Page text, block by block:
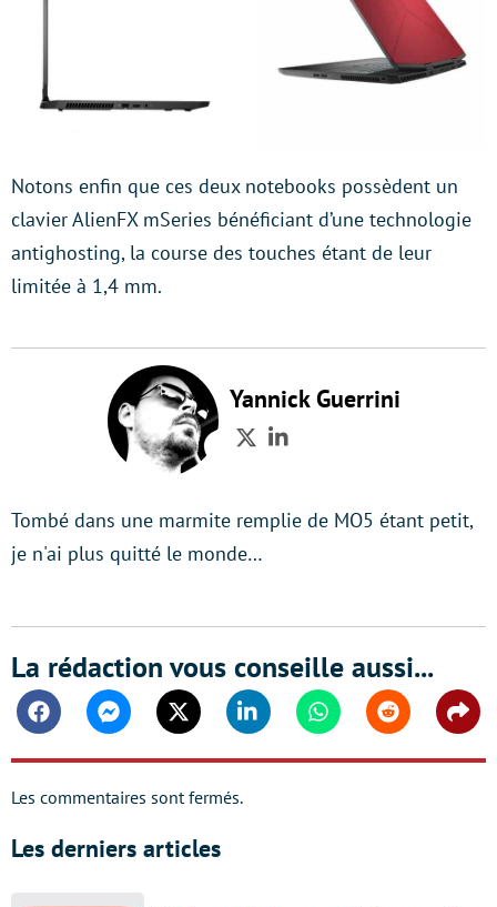
Notons enfin que ces deux notebooks possèdent un
clavier AlienFX mSeries bénéficiant d’une technologie
antighosting, la course des touches étant de leur
limitée à 1,4 mm.
Yannick Guerrini
TwitterLinkedIn
Tombé dans une marmite remplie de MO5 étant petit,
je n'ai plus quitté le monde…
La rédaction vous conseille aussi...
FacebookMessengerTwitter Linkedin WhatsappReddit
Les commentaires sont fermés.
Les derniers articles